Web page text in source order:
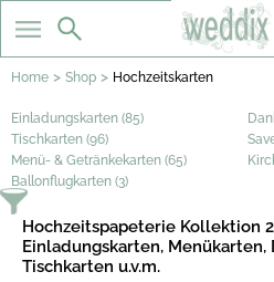
Home > Shop > Hochzeitskarten
Einladungskarten (85)
Tischkarten (96)
Menü- & Getränkekarten (65)
Ballonflugkarten (3)
Hochzeitspapeterie Kollektion
Einladungskarten, Menükarten,
Tischkarten u.v.m.